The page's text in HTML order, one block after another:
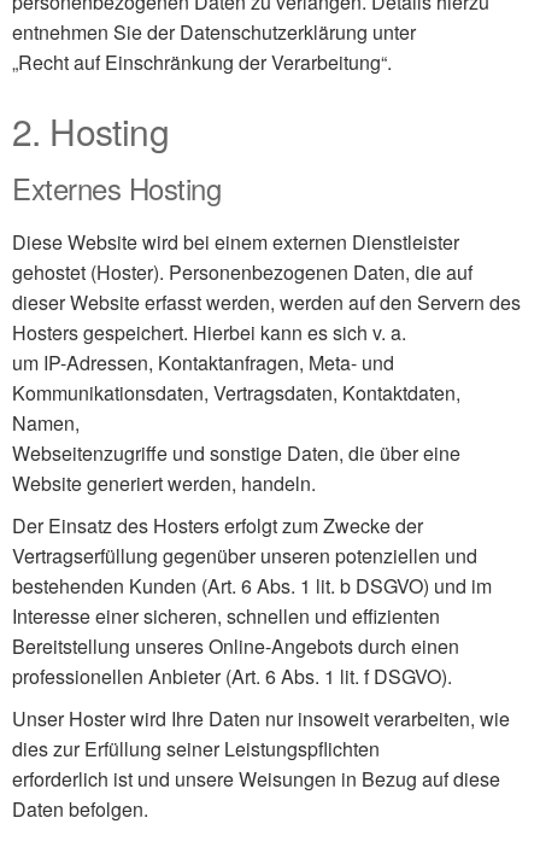
entnehmen Sie der Datenschutzerklärung unter
„Recht auf Einschränkung der Verarbeitung“.
2. Hosting
Externes Hosting
Diese Website wird bei einem externen Dienstleister
gehostet (Hoster). Personenbezogenen Daten, die auf
dieser Website erfasst werden, werden auf den Servern des
Hosters gespeichert. Hierbei kann es sich v. a.
um IP-Adressen, Kontaktanfragen, Meta- und
Kommunikationsdaten, Vertragsdaten, Kontaktdaten,
Namen,
Webseitenzugriffe und sonstige Daten, die über eine
Website generiert werden, handeln.
Der Einsatz des Hosters erfolgt zum Zwecke der
Vertragserfüllung gegenüber unseren potenziellen und
bestehenden Kunden (Art. 6 Abs. 1 lit. b DSGVO) und im
Interesse einer sicheren, schnellen und effizienten
Bereitstellung unseres Online-Angebots durch einen
professionellen Anbieter (Art. 6 Abs. 1 lit. f DSGVO).
Unser Hoster wird Ihre Daten nur insoweit verarbeiten, wie
dies zur Erfüllung seiner Leistungspflichten
erforderlich ist und unsere Weisungen in Bezug auf diese
Daten befolgen.